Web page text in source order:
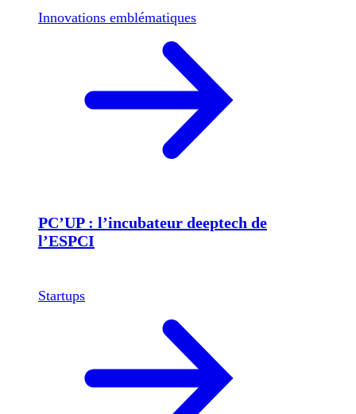
Innovations emblématiques
PC’UP : l’incubateur deeptech de
l’ESPCI
Startups